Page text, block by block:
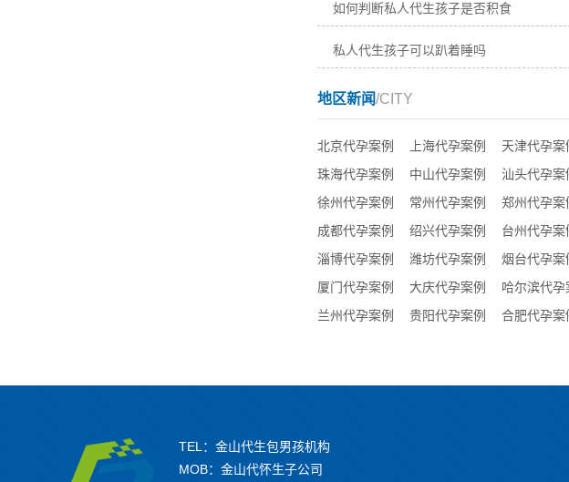
如何判断私人代生孩子是否积食
私人代生孩子可以趴着睡吗
地区新闻/CITY
北京代孕案例 上海代孕案例 天津代孕案
珠海代孕案例
中山代孕案例 汕头代孕案
徐州代孕案例
常州代孕案例 郑州代孕案
成都代孕案例
绍兴代孕案例 台州代孕案
淄博代孕案例
潍坊代孕案例 烟台代孕案
厦门代孕案例
大庆代孕案例 哈尔滨代孕
兰州代孕案例
贵阳代孕案例 合肥代孕案
TEL：金山代生包男孩机构
MOB：金山代怀生子公司